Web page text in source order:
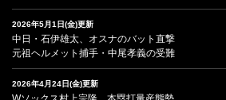
2026年5月1日(金)更新
中日・石伊雄太、オスナのバット直撃
元祖ヘルメット捕手・中尾孝義の受難
2026年4月24日(金)更新